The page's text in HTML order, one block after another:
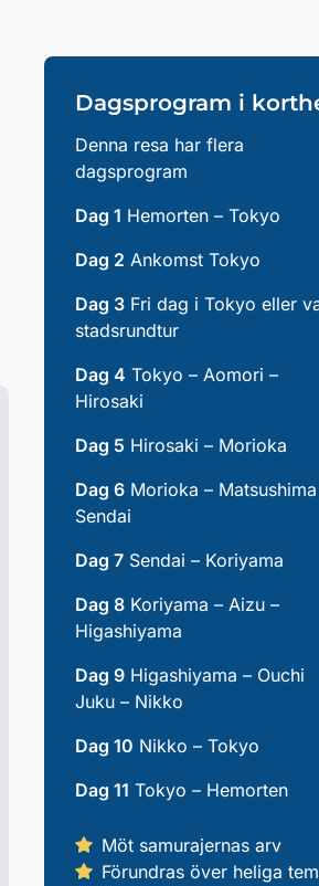
Dagsprogram i
Denna resa har flera
dagsprogram
Dag 1 Hemorten – Tokyo
Dag 2 Ankomst Tokyo
Dag 3 Fri dag i Tokyo eller
stadsrundtur
Dag 4 Tokyo – Aomori –
Hirosaki
Dag 5 Hirosaki – Morioka
Dag 6 Morioka –
Sendai
Dag 7 Sendai – Koriyama
Dag 8 Koriyama – Aizu –
Higashiyama
Dag 9 Higashiyama – Ouchi
Juku – Nikko
Dag 10 Nikko – Tokyo
Dag 11 Tokyo – Hemorten
Möt samurajernas arv
Förundras över heliga